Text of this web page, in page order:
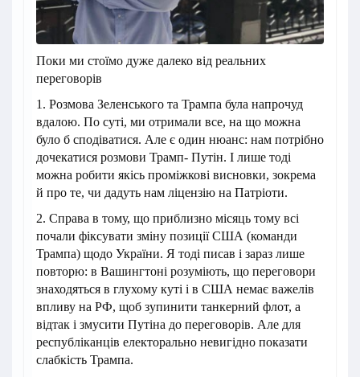
Поки ми стоїмо дуже далеко від реальних
переговорів
1. Розмова Зеленського та Трампа була напрочуд
вдалою. По суті, ми отримали все, на що можна
було б сподіватися. Але є один нюанс: нам потрібно
дочекатися розмови Трамп- Путін. І лише тоді
можна робити якісь проміжкові висновки, зокрема
й про те, чи дадуть нам ліцензію на Патріоти.
2. Справа в тому, що приблизно місяць тому всі
почали фіксувати зміну позиції США (команди
Трампа) щодо України. Я тоді писав і зараз лише
повторю: в Вашингтоні розуміють, що переговори
знаходяться в глухому куті і в США немає важелів
впливу на РФ, щоб зупинити танкерний флот, а
відтак і змусити Путіна до переговорів. Але для
республіканців електорально невигідно показати
слабкість Трампа.